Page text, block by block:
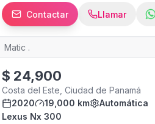
Contactar Llamar
Matic .
$ 24,900
Costa del Este, Ciudad de Panamá
2020
19,000 km
Automática
Lexus Nx 300